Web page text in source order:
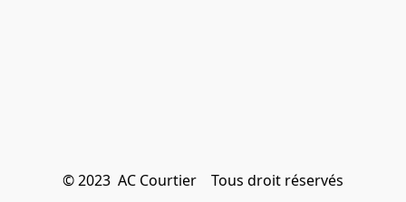
© 2023  AC Courtier    Tous droit réservés